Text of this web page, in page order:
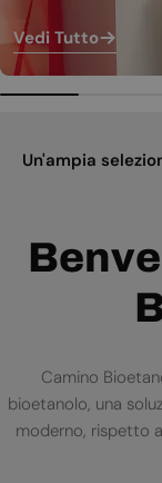
Vedi Tutto
Un'ampia
Camino
bioetanolo, una
moderno, rispetto